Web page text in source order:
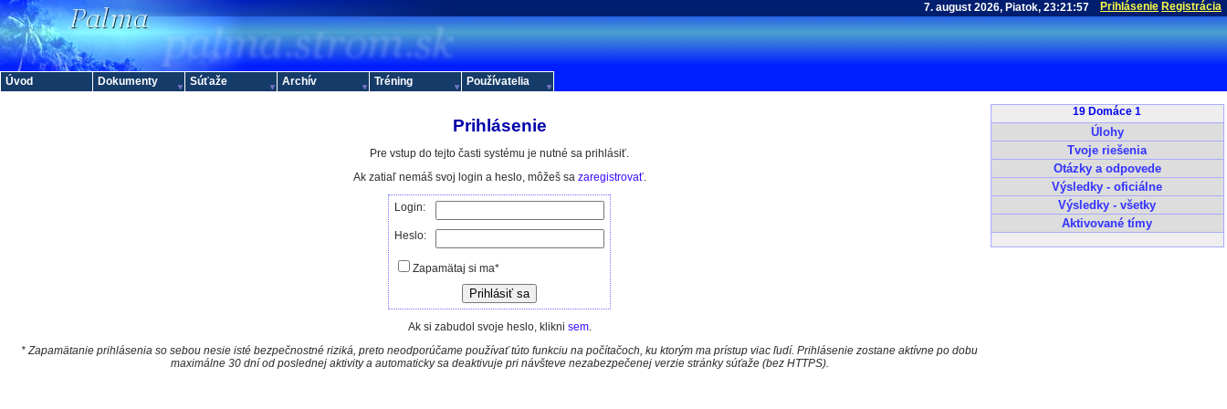
Prihlásenie Registrácia
Prihlásenie
Pre vstup do tejto časti systému je nutné sa prihlásiť.
Ak zatiaľ nemáš svoj login a heslo, môžeš sa zaregistrovať.
Login:
Heslo:
Zapamätaj si ma*
Ak si zabudol svoje heslo, klikni sem.
* Zapamätanie prihlásenia so sebou nesie isté bezpečnostné riziká, preto neodporúčame používať túto funkciu na počítačoch, ku ktorým ma prístup viac ľudí. Prihlásenie zostane aktívne po dobu
maximálne 30 dní od poslednej aktivity a automaticky sa deaktivuje pri návšteve nezabezpečenej verzie stránky súťaže (bez HTTPS).
19 Domáce 1
Úlohy
Tvoje riešenia
Otázky a odpovede
Výsledky - oficiálne
Výsledky - všetky
Aktivované tímy
Úvod Dokumenty Súťaže Archív Tréning Používatelia